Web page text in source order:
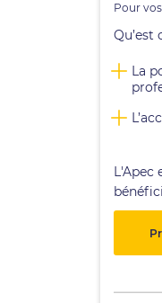
Pour
Qu’est
La
L'Apec